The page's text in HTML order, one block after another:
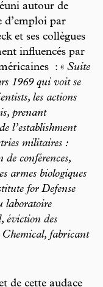
autour de
d’emploi par
et ses collègues
influencés par
: « Suite
1969 qui voit se
les actions
prenant
l’establishment
militaires :
conférences,
armes biologiques
for Defense
laboratoire
éviction des
Chemical, fabricant
de cette audace